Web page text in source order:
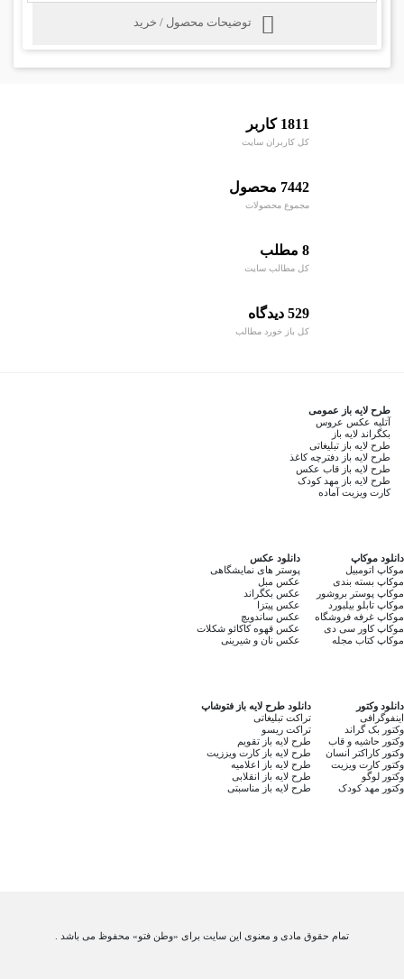
توضیحات محصول / خرید
1811 کاربر
کل کاربران سایت
7442 محصول
مجموع محصولات
8 مطلب
کل مطالب سایت
529 دیدگاه
کل باز خورد مطالب
طرح لایه باز عمومی
آتلیه عکس عروس
بکگراند لایه باز
طرح لایه باز تبلیغاتی
طرح لایه باز دفترچه کاغذ
طرح لایه باز قاب عکس
طرح لایه باز مهد کودک
کارت ویزیت آماده
دانلود موکاپ
موکاپ اتومبیل
موکاپ بسته بندی
موکاپ پوستر بروشور
موکاپ تابلو بیلبورد
موکاپ غرفه فروشگاه
موکاپ کاور سی دی
موکاپ کتاب مجله
دانلود عکس
پوستر های نمایشگاهی
عکس مبل
عکس بکگراند
عکس پیتزا
عکس ساندویچ
عکس قهوه کاکائو شکلات
عکس نان و شیرینی
دانلود وکتور
اینفوگرافی
وکتور بک گراند
وکتور حاشیه و قاب
وکتور کاراکتر انسان
وکتور کارت ویزیت
وکتور لوگو
وکتور مهد کودک
دانلود طرح لایه باز فتوشاپ
تراکت تبلیغاتی
تراکت ریسو
طرح لایه باز تقویم
طرح لایه باز کارت ویززیت
طرح لایه باز اعلامیه
طرح لایه باز انقلابی
طرح لایه باز مناسبتی
تمام حقوق مادی و معنوی این سایت برای «وطن فتو» محفوظ می باشد .